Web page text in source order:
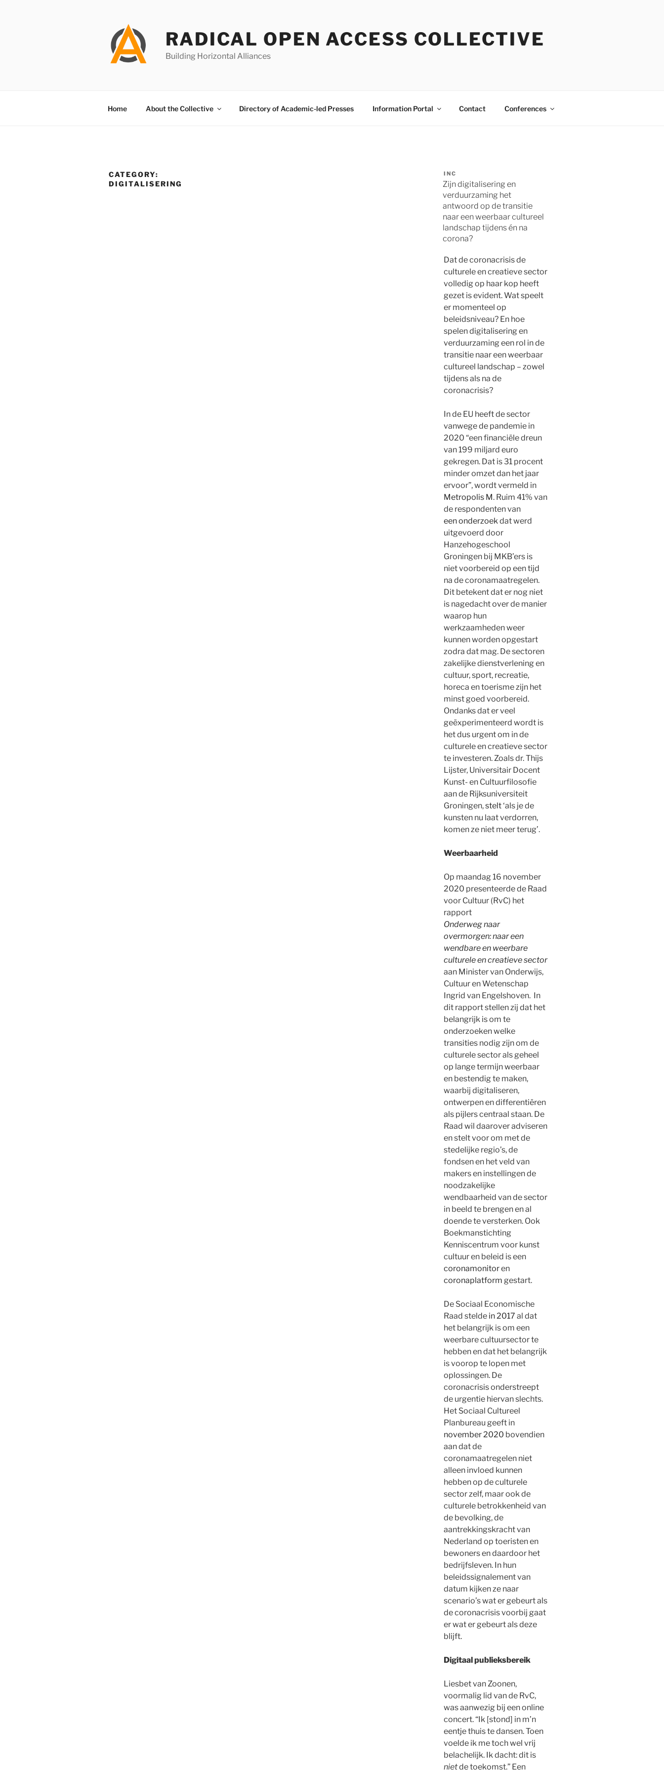
RADICAL OPEN ACCESS COLLECTIVE
Building Horizontal Alliances
Home About the Collective Directory of Academic-led Presses Information Portal Contact Conferences
CATEGORY:
DIGITALISERING
INC
Zijn digitalisering en
verduurzaming het
antwoord op de transitie
naar een weerbaar cultureel
landschap tijdens én na
corona?
Dat de coronacrisis de
culturele en creatieve sector
volledig op haar kop heeft
gezet is evident. Wat speelt
er momenteel op
beleidsniveau? En hoe
spelen digitalisering en
verduurzaming een rol in de
transitie naar een weerbaar
cultureel landschap – zowel
tijdens als na de
coronacrisis?
In de EU heeft de sector
vanwege de pandemie in
2020 “een financiële dreun
van 199 miljard euro
gekregen. Dat is 31 procent
minder omzet dan het jaar
ervoor”, wordt vermeld in
Metropolis M. Ruim 41% van
de respondenten van
een onderzoek dat werd
uitgevoerd door
Hanzehogeschool
Groningen bij MKB’ers is
niet voorbereid op een tijd
na de coronamaatregelen.
Dit betekent dat er nog niet
is nagedacht over de manier
waarop hun
werkzaamheden weer
kunnen worden opgestart
zodra dat mag. De sectoren
zakelijke dienstverlening en
cultuur, sport, recreatie,
horeca en toerisme zijn het
minst goed voorbereid.
Ondanks dat er veel
geëxperimenteerd wordt is
het dus urgent om in de
culturele en creatieve sector
te investeren. Zoals dr. Thijs
Lijster, Universitair Docent
Kunst- en Cultuurfilosofie
aan de Rijksuniversiteit
Groningen,stelt‘als je de
kunsten nu laat verdorren,
komen ze niet meer terug’.
Weerbaarheid
Op maandag 16 november
2020 presenteerde de Raad
voor Cultuur (RvC) het
rapport
Onderweg naar
overmorgen: naar een
wendbare en weerbare
culturele en creatieve sector
aan Minister van Onderwijs,
Cultuur en Wetenschap
Ingrid van Engelshoven. In
dit rapport stellen zij dat het
belangrijk is om te
onderzoeken welke
transities nodig zijn om de
culturele sector als geheel
op lange termijn weerbaar
en bestendig te maken,
waarbij digitaliseren,
ontwerpen en differentiëren
als pijlers centraal staan. De
Raad wil daarover adviseren
en stelt voor om met de
stedelijke regio’s, de
fondsen en het veld van
makers en instellingen de
noodzakelijke
wendbaarheid van de sector
in beeld te brengen en al
doende te versterken. Ook
Boekmanstichting
Kenniscentrum voor kunst
cultuur en beleid is een
coronamonitoren
coronaplatform gestart.
De Sociaal Economische
Raad stelde in 2017 al dat
het belangrijk is om een
weerbare cultuursector te
hebben en dat het belangrijk
is voorop te lopen met
oplossingen. De
coronacrisis onderstreept
de urgentie hiervan slechts.
Het Sociaal Cultureel
Planbureau geeft in
november 2020 bovendien
aan dat de
coronamaatregelen niet
alleen invloed kunnen
hebben op de culturele
sector zelf, maar ook de
culturele betrokkenheid van
de bevolking, de
aantrekkingskracht van
Nederland op toeristen en
bewoners en daardoor het
bedrijfsleven. In hun
beleidssignalement van
datum kijken ze naar
scenario’s wat er gebeurt als
de coronacrisis voorbij gaat
er wat er gebeurt als deze
blijft.
Digitaal publieksbereik
Liesbet van Zoonen,
voormalig lid van de RvC,
was aanwezig bij een online
concert. “Ik [stond] in m’n
eentje thuis te dansen. Toen
voelde ik me toch wel vrij
belachelijk. Ik dacht: dit is
nietde toekomst.” Een